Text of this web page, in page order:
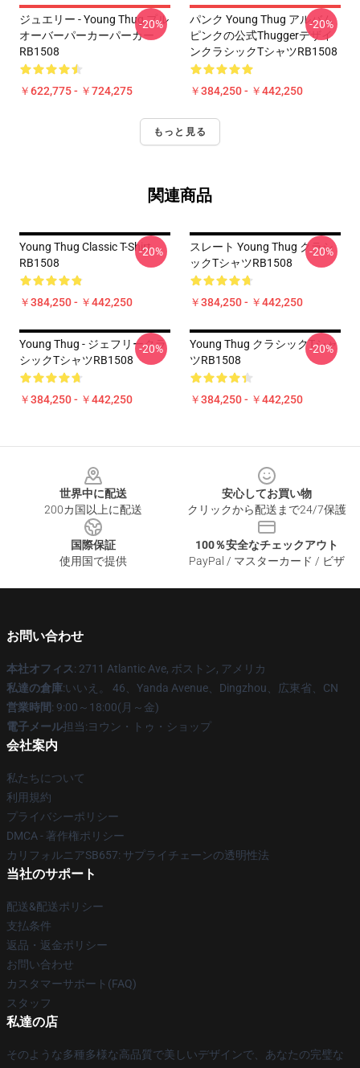
ジュエリー - Young Thug プル
オーバーパーカーパーカー
RB1508
￥622,775 - ￥724,275
-20%
パンク Young Thug アルバム
ピンクの公式Thuggerデザイ
ンクラシックTシャツRB1508
￥384,250 - ￥442,250
-20%
もっと見る
関連商品
Young Thug Classic T-Shirt
RB1508
￥384,250 - ￥442,250
-20%
スレート Young Thug クラシ
ックTシャツRB1508
￥384,250 - ￥442,250
-20%
Young Thug - ジェフリークラ
シックTシャツRB1508
￥384,250 - ￥442,250
-20%
Young Thug クラシックTシャ
ツRB1508
￥384,250 - ￥442,250
-20%
世界中に配送
200カ国以上に配送
安心してお買い物
クリックから配送まで24/7保護
国際保証
使用国で提供
100％安全なチェックアウト
PayPal / マスターカード / ビザ
お問い合わせ
本社オフィス: 2711 Atlantic Ave, ボストン, アメリカ
私達の倉庫:いいえ。 46、Yanda Avenue、Dingzhou、広東省、CN
営業時間: 9:00～18:00(月～金)
電子メール担当:ヨウン・トゥ・ショップ
会社案内
私たちについて
利用規約
プライバシーポリシー
DMCA - 著作権ポリシー
カリフォルニアSB657: サプライチェーンの透明性法
当社のサポート
配送&配送ポリシー
支払条件
返品・返金ポリシー
お問い合わせ
カスタマーサポート(FAQ)
スタッフ
私達の店
そのような多種多様な高品質で美しいデザインで、あなたの完璧な